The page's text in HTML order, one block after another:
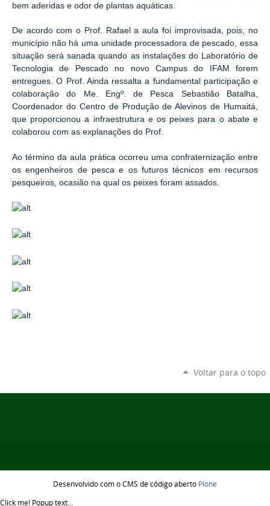
bem aderidas e odor de plantas aquáticas.
De acordo com o Prof. Rafael a aula foi improvisada, pois, no
município não há uma unidade processadora de pescado, essa
situação será sanada quando as instalações do Laboratório de
Tecnologia de Pescado no novo Campus do IFAM forem
entregues. O Prof. Ainda ressalta a fundamental participação e
colaboração do Me. Engº. de Pesca Sebastião Batalha,
Coordenador do Centro de Produção de Alevinos de Humaitá,
que proporcionou a infraestrutura e os peixes para o abate e
colaborou com as explanações do Prof.
Ao término da aula prática ocorreu uma confraternização entre
os engenheiros de pesca e os futuros técnicos em recursos
pesqueiros, ocasião na qual os peixes foram assados.
Voltar para o topo
Desenvolvido com o CMS de código aberto Plone
Click me! Popup text...